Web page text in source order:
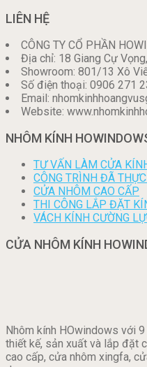
LIÊN HỆ
CÔNG TY CỔ PHẦN
Địa chỉ: 18 Giang Cự
Showroom: 801/13 Xô
Số điện thoại: 0906 271
Email:
Website:
NHÔM KÍNH
TƯ VẤN LÀM CỬA
CÔNG TRÌNH ĐÃ
CỬA NHÔM CAO CẤP
THI CÔNG LẮP ĐẶT
VÁCH KÍNH CƯỜNG
CỬA NHÔM KÍNH
Nhôm kính HOwindows với
thiết kế, sản xuất và lắp đặt
cao cấp, cửa nhôm xingfa,